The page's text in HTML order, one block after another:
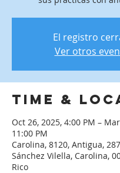
El registro
Ver otros
Time &
Oct 26, 2025, 4:00 PM –
11:00 PM
Carolina, 8120, Antigua,
Sánchez Vilella, Carolina,
Rico